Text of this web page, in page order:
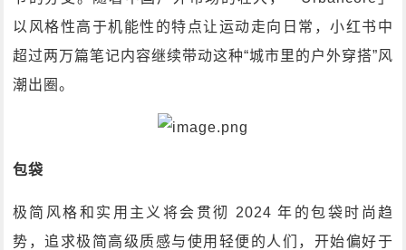
以风格性高于机能性的特点让运动走向日常，小红书中
超过两万篇笔记内容继续带动这种“城市里的户外穿搭”风
潮出圈。
包袋
极简风格和实用主义将会贯彻 2024 年的包袋时尚趋
势，追求极简高级质感与使用轻便的人们，开始偏好于